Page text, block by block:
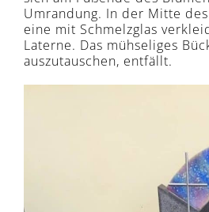
Umrandung. In der Mitte
eine mit Schmelzglas
Laterne. Das mühseliges
auszutauschen, entfällt.